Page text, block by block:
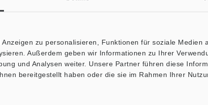
zu personalisieren, Funktionen für soziale Medien
Außerdem geben wir Informationen zu Ihrer
und Analysen weiter. Unsere Partner führen diese
bereitgestellt haben oder die sie im Rahmen Ihrer
weitergegeben.